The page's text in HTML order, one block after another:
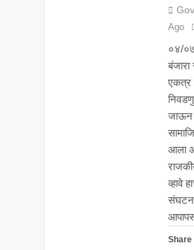
Ago
०४/
एकत्र
जाऊन
आला
व्हावे
Share